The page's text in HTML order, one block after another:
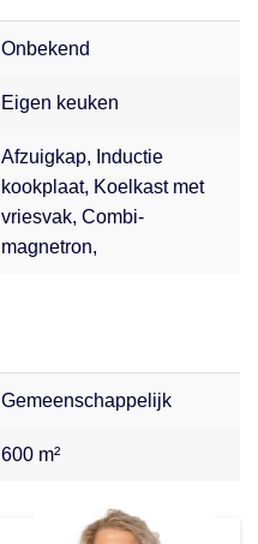
Onbekend
Eigen keuken
Afzuigkap, Inductie
kookplaat, Koelkast met
vriesvak, Combi-
magnetron,
Gemeenschappelijk
600 m²